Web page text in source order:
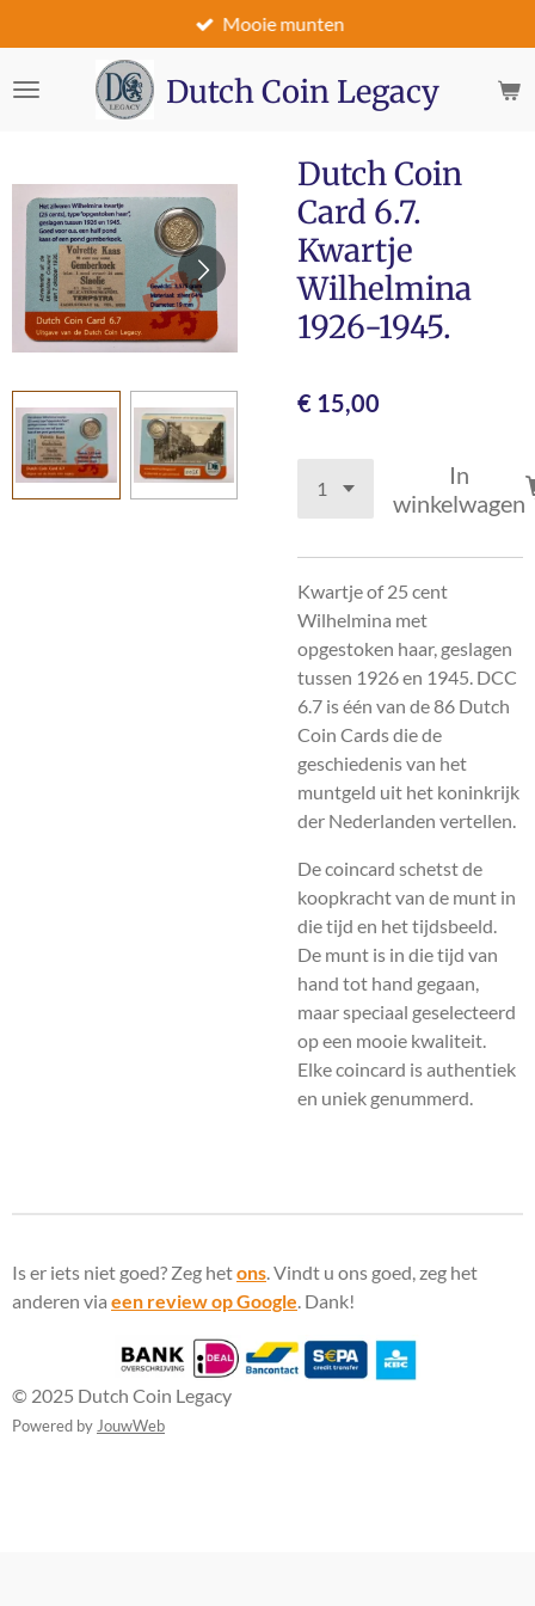
direct
naar
Dutch Coin Legacy
Mooie munten
Dutch Coin
Card 6.7.
Kwartje
Wilhelmina
1926-1945.
€ 15,00
In
winkelwagen
Kwartje of 25 cent
Wilhelmina met
opgestoken haar, geslagen
tussen 1926 en 1945. DCC
6.7 is één van de 86 Dutch
Coin Cards die de
geschiedenis van het
muntgeld uit het koninkrijk
der Nederlanden vertellen.
De coincard schetst de
koopkracht van de munt in
die tijd en het tijdsbeeld.
De munt is in die tijd van
hand tot hand gegaan,
maar speciaal geselecteerd
op een mooie kwaliteit.
Elke coincard is authentiek
en uniek genummerd.
Is er iets niet goed? Zeg hetons. Vindt u ons goed, zeg het
anderen via een review op Google. Dank!
© 2025 Dutch Coin Legacy
Powered byJouwWeb